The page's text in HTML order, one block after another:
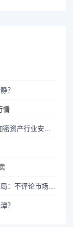
？
情
AI成黑客新武器？1.1亿美元比特币失窃，加密资产行业安全警报升级
第二批稳定币牌照国庆前后发放？香港金管局：不评论市场传闻 持开放而谨慎态度
？